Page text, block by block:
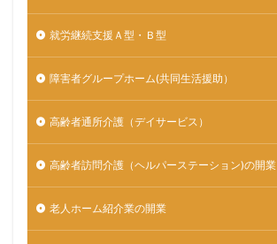
就労継続支援Ａ型・Ｂ型
障害者グループホーム(共同生活援助）
高齢者通所介護（デイサービス）
高齢者訪問介護（ヘルパーステーション)の開業
老人ホーム紹介業の開業